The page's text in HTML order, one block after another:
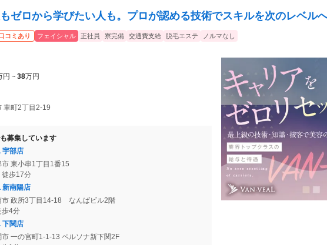
ゼロから学びたい人も。プロが認める技術でスキルを次のレベル
口コミあり フェイシャル 正社員 寮完備 交通費支給 脱毛エステ ノルマなし
円 ~ 38万円
車町2丁目2-19
募集しています
宇部店
市 東小串1丁目1番15
徒歩17分
新南陽店
市 政所3丁目14-18 なんばビル2階
歩4分
下関店
市 一の宮町1-1-13 ペルソナ新下関2F